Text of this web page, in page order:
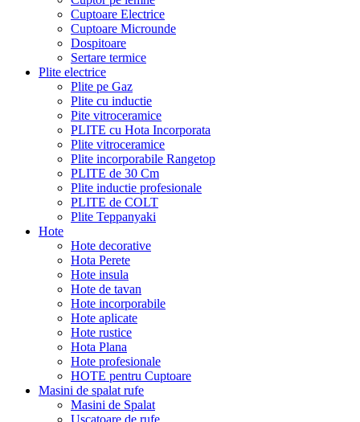
Cuptoare Electrice
Cuptoare Microunde
Dospitoare
Sertare termice
Plite electrice
Plite pe Gaz
Plite cu inductie
Pite vitroceramice
PLITE cu Hota Incorporata
Plite vitroceramice
Plite incorporabile Rangetop
PLITE de 30 Cm
Plite inductie profesionale
PLITE de COLT
Plite Teppanyaki
Hote
Hote decorative
Hota Perete
Hote insula
Hote de tavan
Hote incorporabile
Hote aplicate
Hote rustice
Hota Plana
Hote profesionale
HOTE pentru Cuptoare
Masini de spalat rufe
Masini de Spalat
Uscatoare de rufe